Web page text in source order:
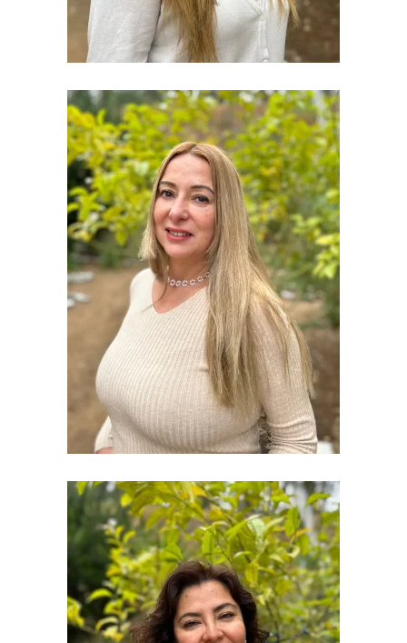
direccionenfermeria@uv.cl